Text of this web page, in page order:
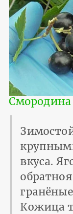
вкуса.
Кожица